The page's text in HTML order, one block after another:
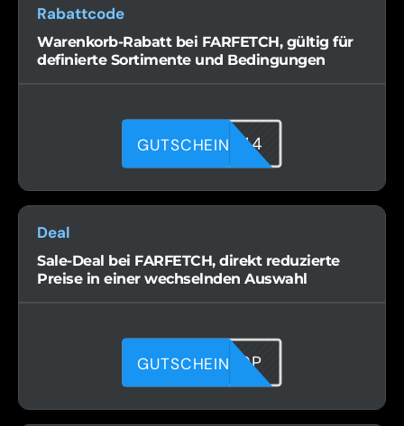
Rabattcode
Warenkorb-Rabatt bei FARFETCH, gültig für
definierte Sortimente und Bedingungen
UHLGWOY44
GUTSCHEIN
Deal
Sale-Deal bei FARFETCH, direkt reduzierte
Preise in einer wechselnden Auswahl
FN53QXJ9P
GUTSCHEIN